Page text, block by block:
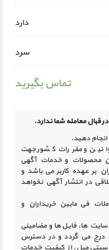
دارد
سرد
تماس بگیرید
قبال معامله شما ندارد.
دهید.
و مقررات کشور جهت
محصولات و خدمات آگهی
بر عهده کاربر می باشد و
در انتشار آگهی نخواهد
فی مابین خریداران و
‏ها، فایل ‏ها و مضامینی
درج می گردد و در دسترس
سیتی مبل، از کیفیت خدمات